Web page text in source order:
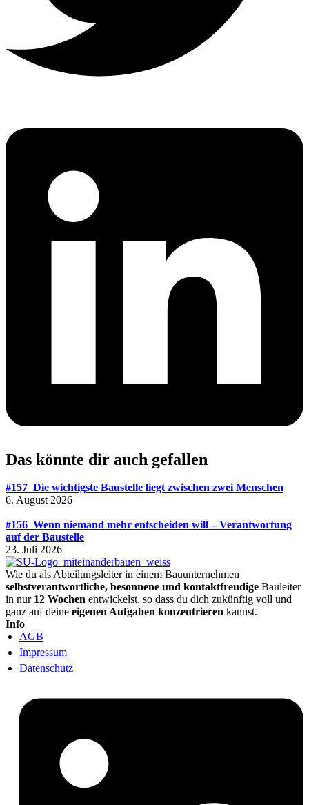
Das könnte dir auch gefallen
#157_Die wichtigste Baustelle liegt zwischen zwei Menschen
6. August 2026
#156_Wenn niemand mehr entscheiden will – Verantwortung
auf der Baustelle
23. Juli 2026
Wie du als Abteilungsleiter in einem Bauunternehmen
selbstverantwortliche, besonnene und kontaktfreudige Bauleiter
in nur 12 Wochen entwickelst, so dass du dich zukünftig voll und
ganz auf deine eigenen Aufgaben konzentrieren kannst.
Info
AGB
Impressum
Datenschutz